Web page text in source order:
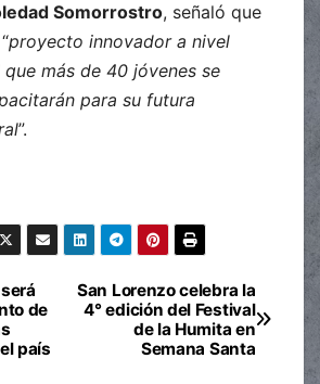
Somorrostro, señaló que
proyecto innovador a nivel
más de 40 jóvenes se
para su futura
”.
San Lorenzo celebra la
4° edición del Festival
de la Humita en
Semana Santa
de
país